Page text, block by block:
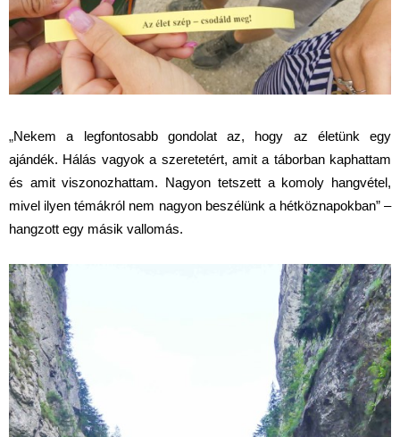
„Nekem a legfontosabb gondolat az, hogy az életünk egy
ajándék. Hálás vagyok a szeretetért, amit a táborban kaphattam
és amit viszonozhattam. Nagyon tetszett a komoly hangvétel,
mivel ilyen témákról nem nagyon beszélünk a hétköznapokban”–
hangzott egy másik vallomás.